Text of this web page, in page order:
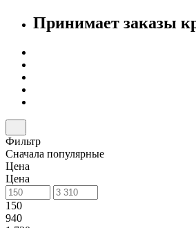
Принимает заказы
Фильтр
Сначала популярные
Цена
Цена
150
940